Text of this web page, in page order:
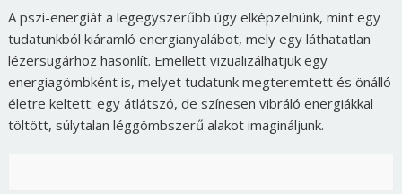
A pszi-energiát a legegyszerűbb úgy elképzelnünk, mint egy
tudatunkból kiáramló energianyalábot, mely egy láthatatlan
lézersugárhoz hasonlít. Emellett vizualizálhatjuk egy
energiagömbként is, melyet tudatunk megteremtett és önálló
életre keltett: egy átlátszó, de színesen vibráló energiákkal
töltött, súlytalan léggömbszerű alakot imagináljunk.